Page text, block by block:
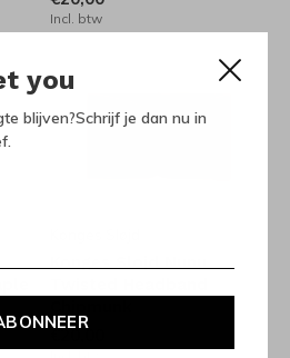
you
blijven?Schrijf je dan nu in
Incl. btw